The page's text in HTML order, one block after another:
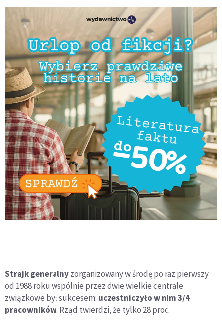
Strajk generalnyzorganizowany w środę po raz pierwszy
od 1988 roku wspólnie przez dwie wielkie centrale
związkowe był sukcesem: uczestniczyło w nim 3/4
pracowników. Rząd twierdzi, że tylko 28 proc.